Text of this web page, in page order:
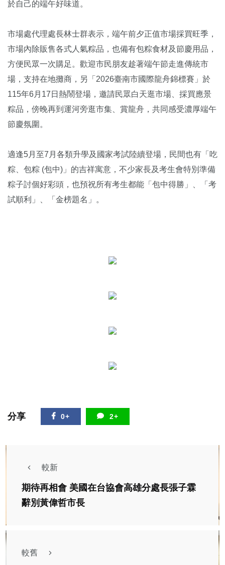
於自己的端午好味道。
市場處代理處長林士群表示，端午前夕正值市場採買旺季，
市場內除販售各式人氣粽品，也備有包粽食材及節慶用品，
方便民眾一次購足。歡迎市民朋友趁著端午節走進傳統市
場，支持在地攤商，另「2026臺南市國際龍舟錦標賽」於
115年6月17日熱鬧登場，邀請民眾白天逛市場、採買應景
粽品，傍晚再到運河旁逛市集、賞龍舟，共同感受濃厚端午
節慶氛圍。
適逢5月至7月各類升學及國家考試陸續登場，民間也有「吃
粽、包粽 (包中)」的吉祥寓意，不少家長及考生會特別準備
粽子討個好彩頭，也預祝所有考生都能「包中得勝」、「考
試順利」、「金榜題名」。
分享 0+ 2+
較新
期待再相會 美國在台協會高雄分處長張子霖
辭別黃偉哲市長
較舊